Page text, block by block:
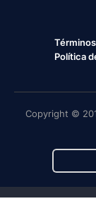
Política
Copyright ©